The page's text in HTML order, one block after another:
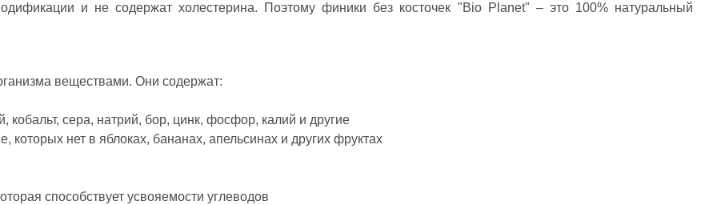
и не содержат холестерина. Поэтому финики без косточек "Bio Planet" – это 100% натуральный
веществами. Они содержат:
сера, натрий, бор, цинк, фосфор, калий и другие
нет в яблоках, бананах, апельсинах и других фруктах
способствует усвояемости углеводов